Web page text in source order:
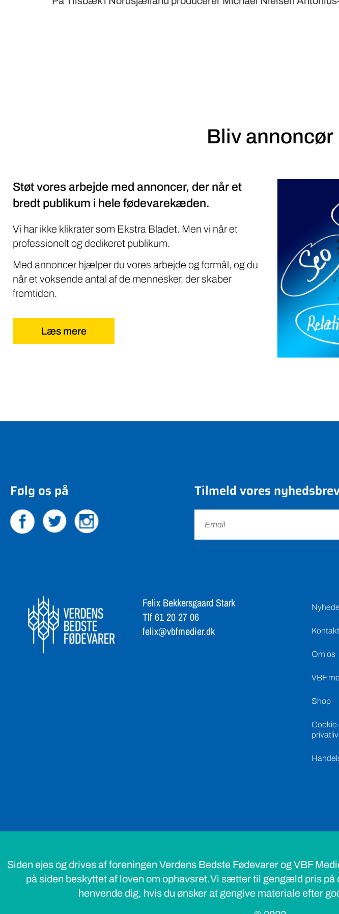
Bliv annoncør
Støt vores arbejde med annoncer, der når et
bredt publikum i hele fødevarekæden.
Vi har ikke klikrater som Ekstra Bladet. Men vi når et
professionelt og dedikeret publikum.
Med annoncer hjælper du vores arbejde og formål, og du
når et voksende antal af de mennesker, der skaber
fremtiden.
Læs mere
Følg os på Tilmeld vores
Felix Bekkersgaard Stark
Tlf 61 20 27 06
felix@vbfmedier.dk
Om os
VBF
Shop
Siden ejes og drives af foreningen Verdens Bedste Fødevarer og VBF
på siden beskyttet af loven om ophavsret.Vi sætter til gengæld pris på
henvende dig, hvis du ønsker at gengive materiale efter